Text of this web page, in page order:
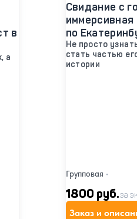
в
а
Свидание с
иммерсивная
по
Не просто
стать частью
истории
Групповая •
1800 руб.за
Заказ и